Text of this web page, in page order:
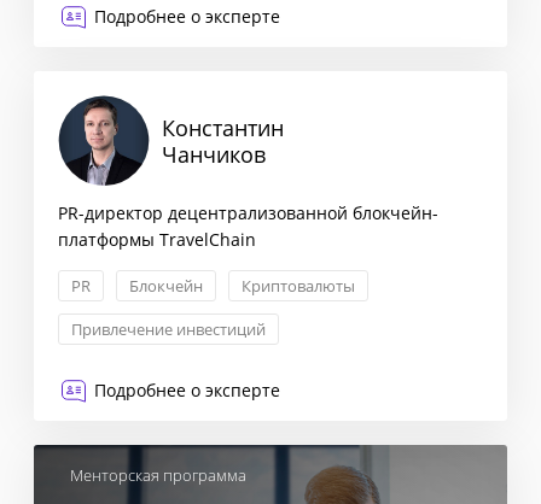
Подробнее о эксперте
Константин
Чанчиков
PR-директор децентрализованной блокчейн-
платформы TravelChain
PR Блокчейн
Криптовалюты
Привлечение инвестиций
Подробнее о эксперте
Менторская программа